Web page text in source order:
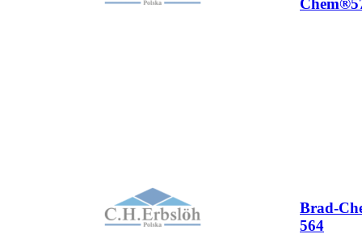
Brad-
564